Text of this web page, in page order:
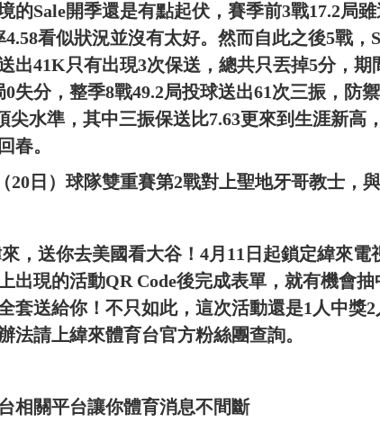
的Sale開季還是有點起伏，賽季前3戰17.2局
4.58看似狀況並沒有太好。然而自此之後5戰，
出41K只有出現3次保送，總共只丟掉5分，期
0失分，整季8戰49.2局投球送出61次三振，防
尖水準，其中三振保送比7.63更來到生涯新高
春。
20日）球隊雙重賽第2戰對上聖地牙哥教士，
，送你去美國看大谷！4月11日起鎖定緯來
出現的活動QR Code後完成表單，就有機會
套送給你！不只如此，這次活動還是1人中獎
法請上緯來體育台官方粉絲團查詢。
相關平台讓你體育消息不間斷